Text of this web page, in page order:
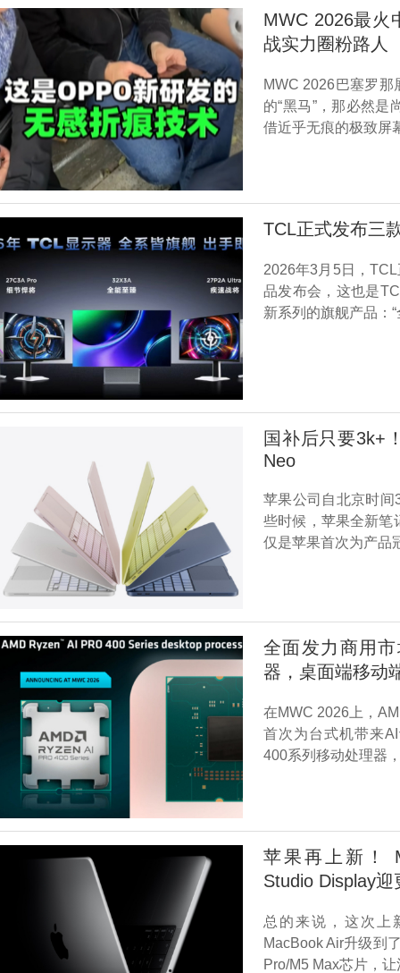
MWC 2026最火
战实力圈粉路人
MWC 2026巴塞罗
的“黑马”，那必然
借近乎无痕的极致屏
TCL正式发布三
2026年3月5日，
品发布会，这也是
新系列的旗舰产品：
国补后只要3k+
Neo
苹果公司自北京时间
些时候，苹果全新
仅是苹果首次为产品
全面发力商用
器，桌面端移动
在MWC 2026上，
首次为台式机带来
400系列移动处理器
苹果再上新！
Studio Display迎
总的来说，这次上
MacBook Air升级到
Pro/M5 Max芯片，